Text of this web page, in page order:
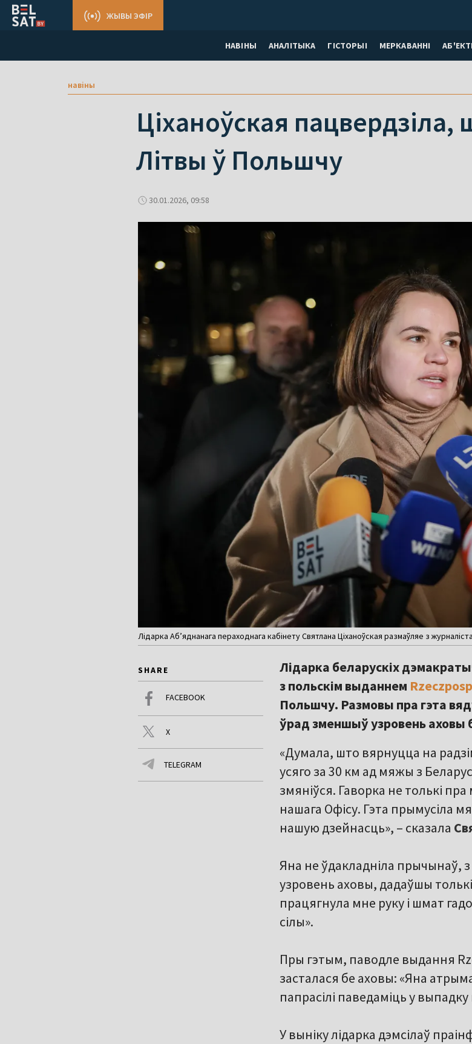
НАВІНЫ АНАЛІТЫКА ГІСТОРЫІ МЕРКАВАННI
ЖЫВЫ ЭФІР
навіны
Ціханоўская
Літвы ў Польшчу
30.01.2026, 09:58
Лідарка Аб’яднанага пераходнага кабінету Святлана Ціханоўская размаўляе з
SHARE
FACEBOOK
X
TELEGRAM
Лідарка беларускіх
з польскім выданнем
Польшчу. Размовы пра гэта
ўрад зменшыў узровень аховы
«Думала, што вярнуцца на
усяго за 30 км ад мяжы з
змяніўся. Гаворка не толькі
нашага Офісу. Гэта прымусіла
нашую дзейнасць», – сказала
Яна не ўдакладніла прычынаў,
узровень аховы, дадаўшы
працягнула мне руку і шмат
сілы».
Пры гэтым, паводле выдання
засталася бе аховы: «Яна
папрасілі паведаміць у выпадку
У выніку лідарка дэмсілаў